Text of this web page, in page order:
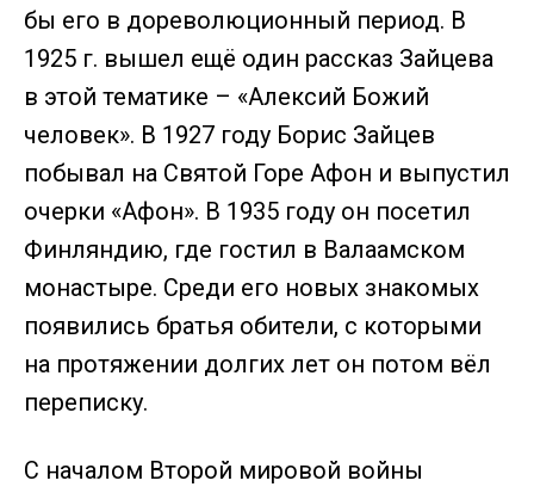
бы его в дореволюционный период. В
1925 г. вышел ещё один рассказ Зайцева
в этой тематике – «Алексий Божий
человек». В 1927 году Борис Зайцев
побывал на Святой Горе Афон и выпустил
очерки «Афон». В 1935 году он посетил
Финляндию, где гостил в Валаамском
монастыре. Среди его новых знакомых
появились братья обители, с которыми
на протяжении долгих лет он потом вёл
переписку.
С началом Второй мировой войны